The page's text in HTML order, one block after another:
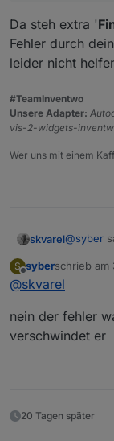
Da steh extra '
Fehler durch
leider nicht
#TeamInventwo
Unsere Adapter:
vis-2-widgets-
Wer uns mit einem
skvarel@syber
hier
Da steh
Fehler
leider
S
Offline
syberschrieb am
zuletzt
@skvarel
nein der fehler
verschwindet er
20 Tagen später